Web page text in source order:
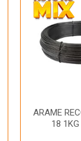
ARAME
18 1KG